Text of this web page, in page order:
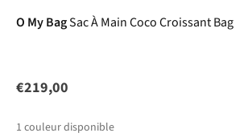
O My BagSac À Main Coco Croissant Bag
€219,00
1 couleur disponible